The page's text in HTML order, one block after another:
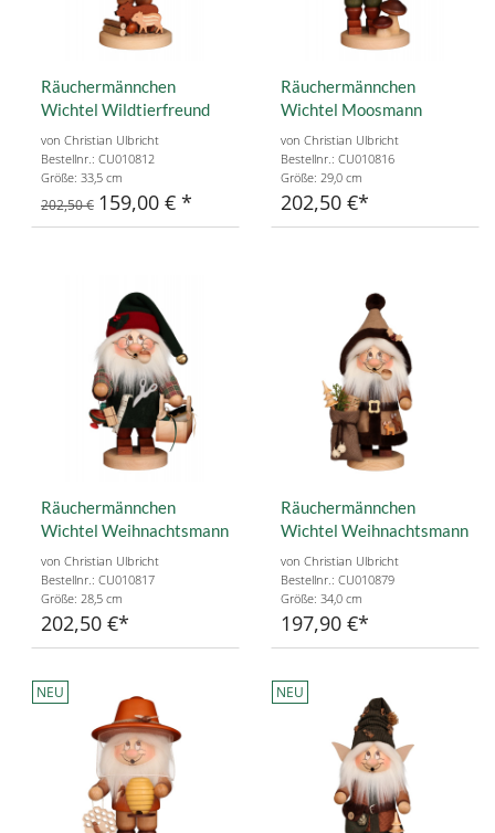
Räuchermännchen
Wichtel Wildtierfreund
von Christian Ulbricht
Bestellnr.: CU010812
Größe: 33,5 cm
202,50 € 159,00 €
Räuchermännchen
Wichtel Moosmann
von Christian Ulbricht
Bestellnr.: CU010816
Größe: 29,0 cm
202,50 €
Räuchermännchen
Wichtel Weihnachtsmann
von Christian Ulbricht
Bestellnr.: CU010817
Größe: 28,5 cm
202,50 €
Räuchermännchen
Wichtel Weihnachtsmann
von Christian Ulbricht
Bestellnr.: CU010879
Größe: 34,0 cm
197,90 €
NEU NEU